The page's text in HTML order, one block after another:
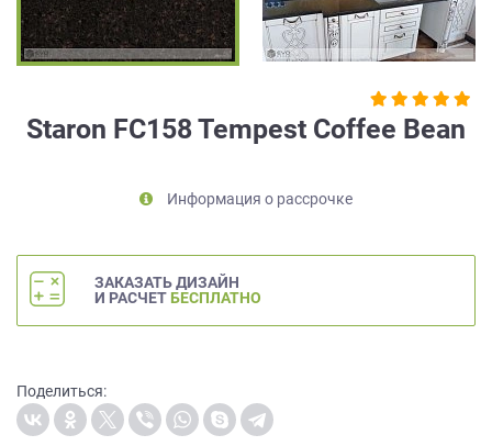
Staron FC158 Tempest Coffee Bean
Информация о рассрочке
ЗАКАЗАТЬ ДИЗАЙН
И РАСЧЕТ БЕСПЛАТНО
Поделиться:
обработку
персональных
также
метрическими
программами
условиях
Политики